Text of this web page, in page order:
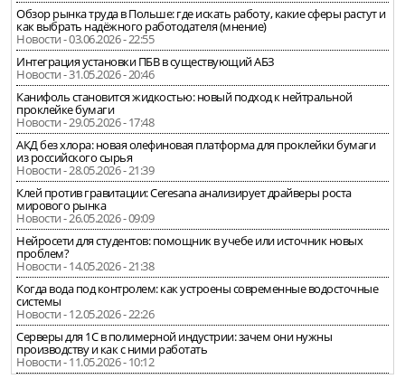
Обзор рынка труда в Польше: где искать работу, какие сферы растут и
как выбрать надёжного работодателя (мнение)
Новости - 03.06.2026 - 22:55
Интеграция установки ПБВ в существующий АБЗ
Новости - 31.05.2026 - 20:46
Канифоль становится жидкостью: новый подход к нейтральной
проклейке бумаги
Новости - 29.05.2026 - 17:48
АКД без хлора: новая олефиновая платформа для проклейки бумаги
из российского сырья
Новости - 28.05.2026 - 21:39
Клей против гравитации: Ceresana анализирует драйверы роста
мирового рынка
Новости - 26.05.2026 - 09:09
Нейросети для студентов: помощник в учебе или источник новых
проблем?
Новости - 14.05.2026 - 21:38
Когда вода под контролем: как устроены современные водосточные
системы
Новости - 12.05.2026 - 22:26
Серверы для 1С в полимерной индустрии: зачем они нужны
производству и как с ними работать
Новости - 11.05.2026 - 10:12